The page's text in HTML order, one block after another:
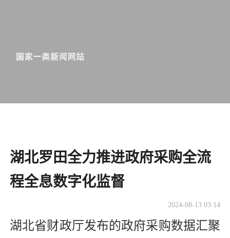
湖北罗田全力推进政府采购全流
程全息数字化监督
2024-08-13 03:14
湖北省财政厅发布的政府采购数据汇聚